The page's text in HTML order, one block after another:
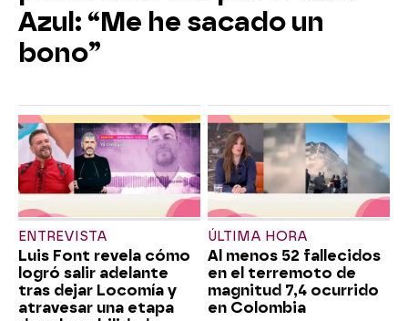
Azul: “Me he sacado un
bono”
ENTREVISTA
Luis Font revela cómo
logró salir adelante
tras dejar Locomía y
atravesar una etapa
ÚLTIMA HORA
Al menos 52 fallecidos
en el terremoto de
magnitud 7,4 ocurrido
en Colombia